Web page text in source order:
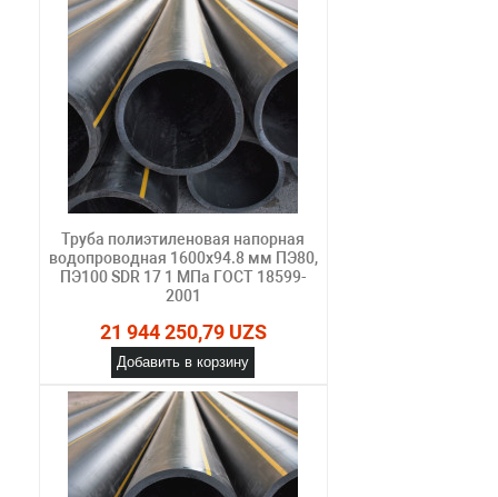
Труба полиэтиленовая напорная
водопроводная 1600х94.8 мм ПЭ80,
ПЭ100 SDR 17 1 МПа ГОСТ 18599-
2001
21 944 250,79 UZS
Добавить в корзину